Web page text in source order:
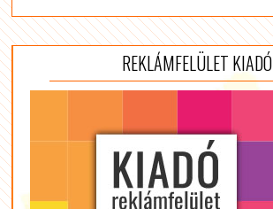
REKLÁMFELÜLET KIADÓ